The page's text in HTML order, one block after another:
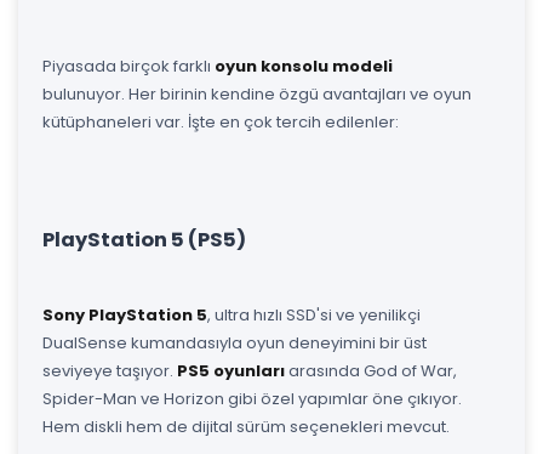
Piyasada birçok farklı oyun konsolu modeli
bulunuyor. Her birinin kendine özgü avantajları ve oyun
kütüphaneleri var. İşte en çok tercih edilenler:
PlayStation 5 (PS5)
Sony PlayStation 5, ultra hızlı SSD'si ve yenilikçi
DualSense kumandasıyla oyun deneyimini bir üst
seviyeye taşıyor. PS5 oyunlarıarasında God of War,
Spider-Man ve Horizon gibi özel yapımlar öne çıkıyor.
Hem diskli hem de dijital sürüm seçenekleri mevcut.